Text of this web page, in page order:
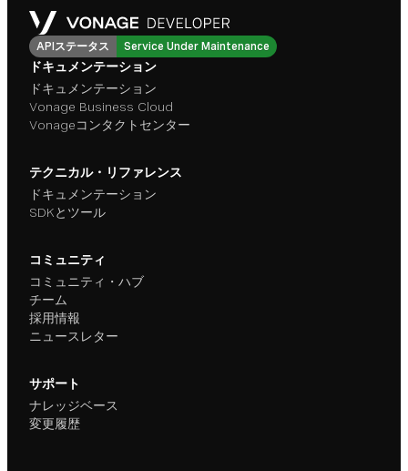
APIステータス Service Under Maintenance
ドキュメンテーション
ドキュメンテーション
Vonage Business Cloud
Vonageコンタクトセンター
テクニカル・リファレンス
ドキュメンテーション
SDKとツール
コミュニティ
コミュニティ・ハブ
チーム
採用情報
ニュースレター
サポート
ナレッジベース
変更履歴